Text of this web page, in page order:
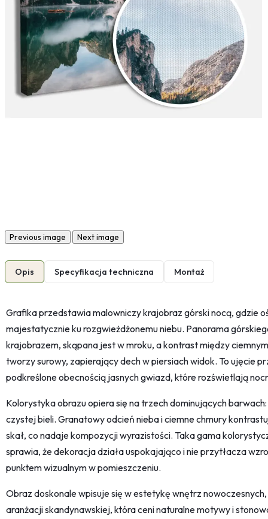
Previous image Next image
Opis Specyfikacja techniczna Montaż
Grafika przedstawia malowniczy krajobraz górski nocą, gdzie
majestatycznie ku rozgwieżdżonemu niebu. Panorama
krajobrazem, skąpana jest w mroku, a kontrast między
tworzy surowy, zapierający dech w piersiach widok. To ujęcie
podkreślone obecnością jasnych gwiazd, które rozświetlają
Kolorystyka obrazu opiera się na trzech dominujących
czystej bieli. Granatowy odcień nieba i ciemne chmury
skał, co nadaje kompozycji wyrazistości. Taka gama
sprawia, że dekoracja działa uspokajająco i nie przytłacza
punktem wizualnym w pomieszczeniu.
Obraz doskonale wpisuje się w estetykę wnętrz
aranżacji skandynawskiej, która ceni naturalne motywy i